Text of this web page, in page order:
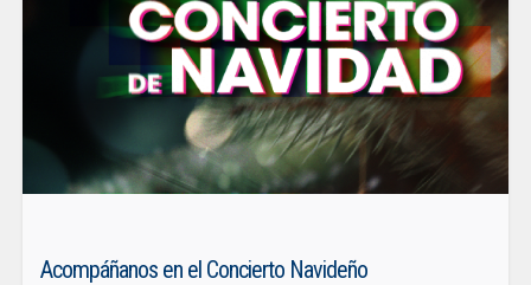
Acompáñanos en el Concierto Navideño